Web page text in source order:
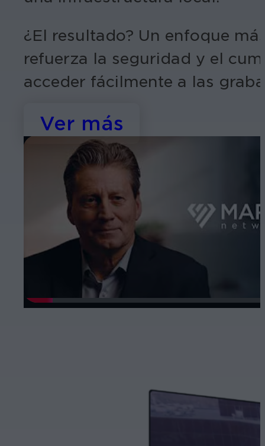
¿El resultado? Un enfoque
refuerza la seguridad y el
acceder fácilmente a las
Ver más